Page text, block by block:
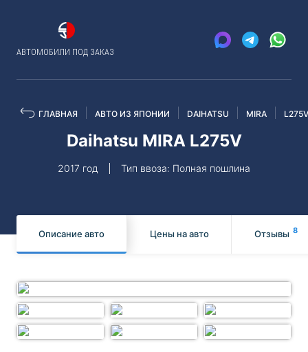
АВТОМОБИЛИ ПОД ЗАКАЗ
ГЛАВНАЯ АВТО ИЗ ЯПОНИИ DAIHATSU MIRA L275V
Daihatsu MIRA L275V
2017 год Тип ввоза: Полная пошлина
Описание авто Цены на авто Отзывы 8